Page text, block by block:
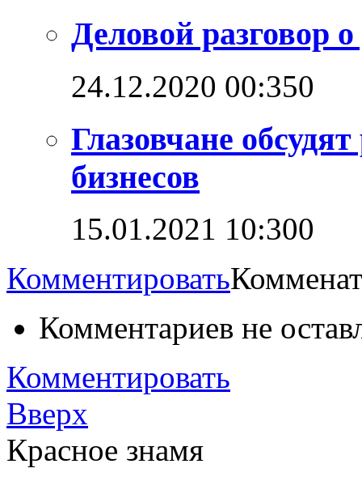
Деловой разговор
24.12.2020 00:350
Глазовчане
бизнесов
15.01.2021 10:300
Комментировать
Комментариев не
Комментировать
Вверх
Красное знамя